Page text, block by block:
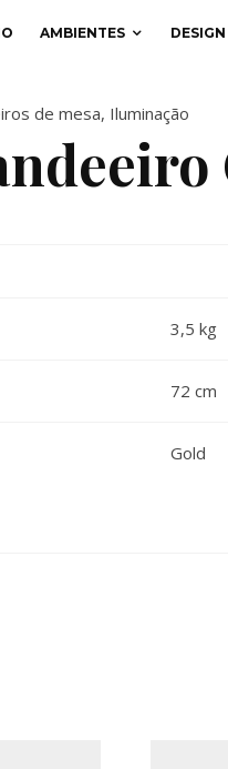
AMBIENTES
de mesa, Iluminação
3,5 kg
72 cm
Gold